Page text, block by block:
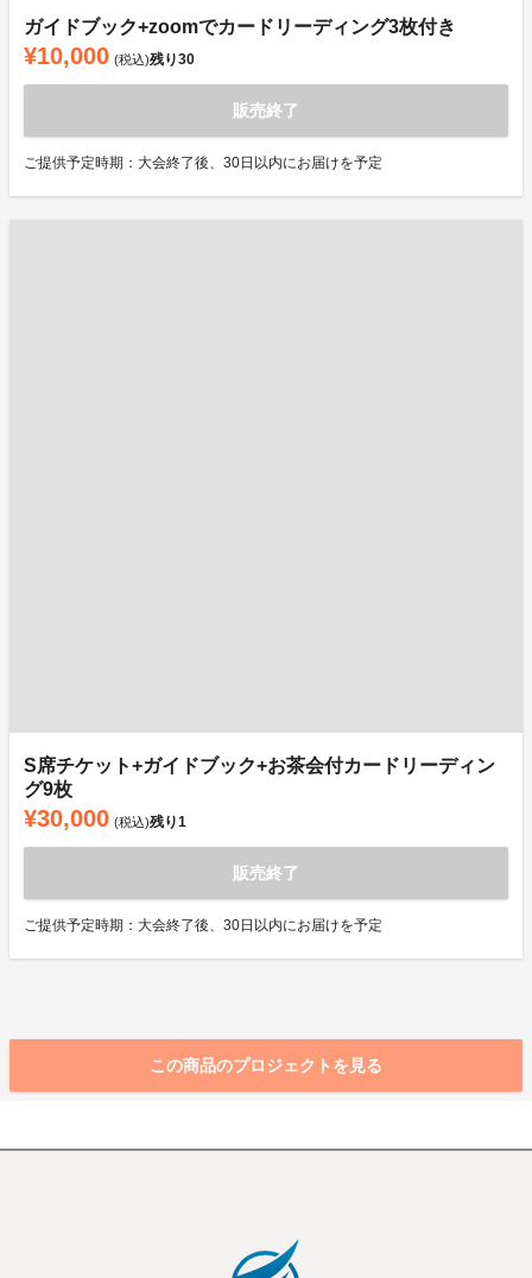
ガイドブック+zoomでカードリーディング3枚付き
¥10,000 (税込)残り30
販売終了
ご提供予定時期：大会終了後、30日以内にお届けを予定
S席チケット+ガイドブック+お茶会付カードリーディン
グ9枚
¥30,000 (税込)残り1
販売終了
ご提供予定時期：大会終了後、30日以内にお届けを予定
この商品のプロジェクトを見る